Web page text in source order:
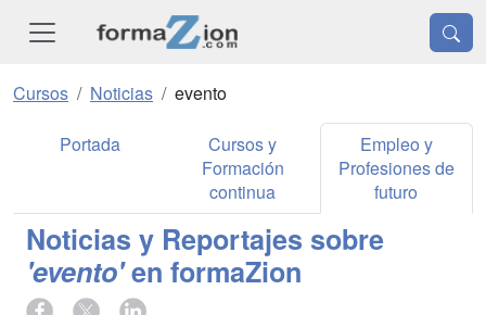
Cursos Noticias evento
Portada
Cursos y
Formación
continua
Empleo y
Profesiones de
futuro
Noticias y Reportajes sobre
'evento'en formaZion